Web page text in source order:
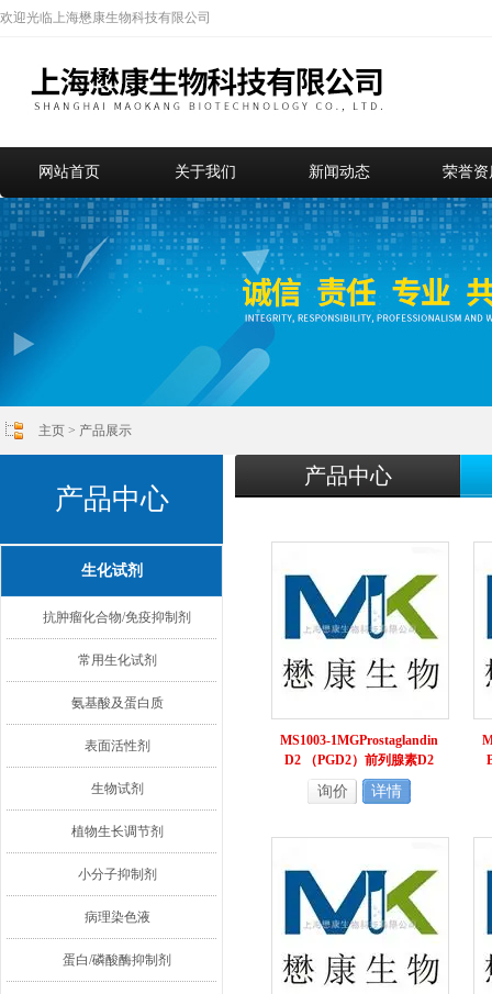
欢迎光临上海懋康生物科技有限公司
网站首页 关于我们 新闻动态 荣誉资
主页 > 产品展示
产品中心
生化试剂
抗肿瘤化合物/免疫抑制剂
常用生化试剂
氨基酸及蛋白质
表面活性剂
生物试剂
植物生长调节剂
小分子抑制剂
病理染色液
蛋白/磷酸酶抑制剂
产品中心
MS1003-1MGProstaglandin
D2 （PGD2）前列腺素D2
询价 详情